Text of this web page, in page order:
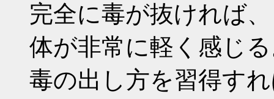
完全に毒が抜ければ
体が非常に軽く感じ
毒の出し方を習得す